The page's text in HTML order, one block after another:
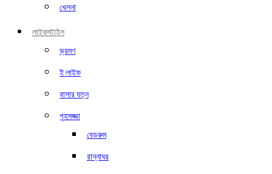
খেলনা
লাইফস্টাইল
ভ্রমণ
ই লাইফ
বাসার যত্ন
গৃহসজ্জা
বেডরুম
রান্নাঘর